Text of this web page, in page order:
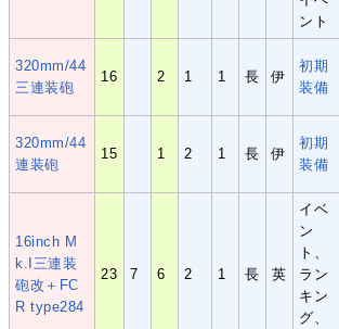
ント
320mm/44
三連装砲
16 2 1 1 長 伊
初期
装備
320mm/44
連装砲
15 1 2 1 長 伊
初期
装備
16inch M
k.I三連装
砲改＋FC
R type284
23 7 6 2 1 長 英
イベ
ン
ト、
ラン
キン
グ、